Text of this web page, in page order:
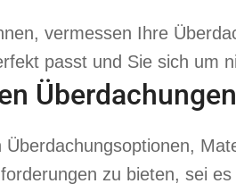
vermessen Ihre
passt und Sie sich um
Überdachungen
zu bieten, sei